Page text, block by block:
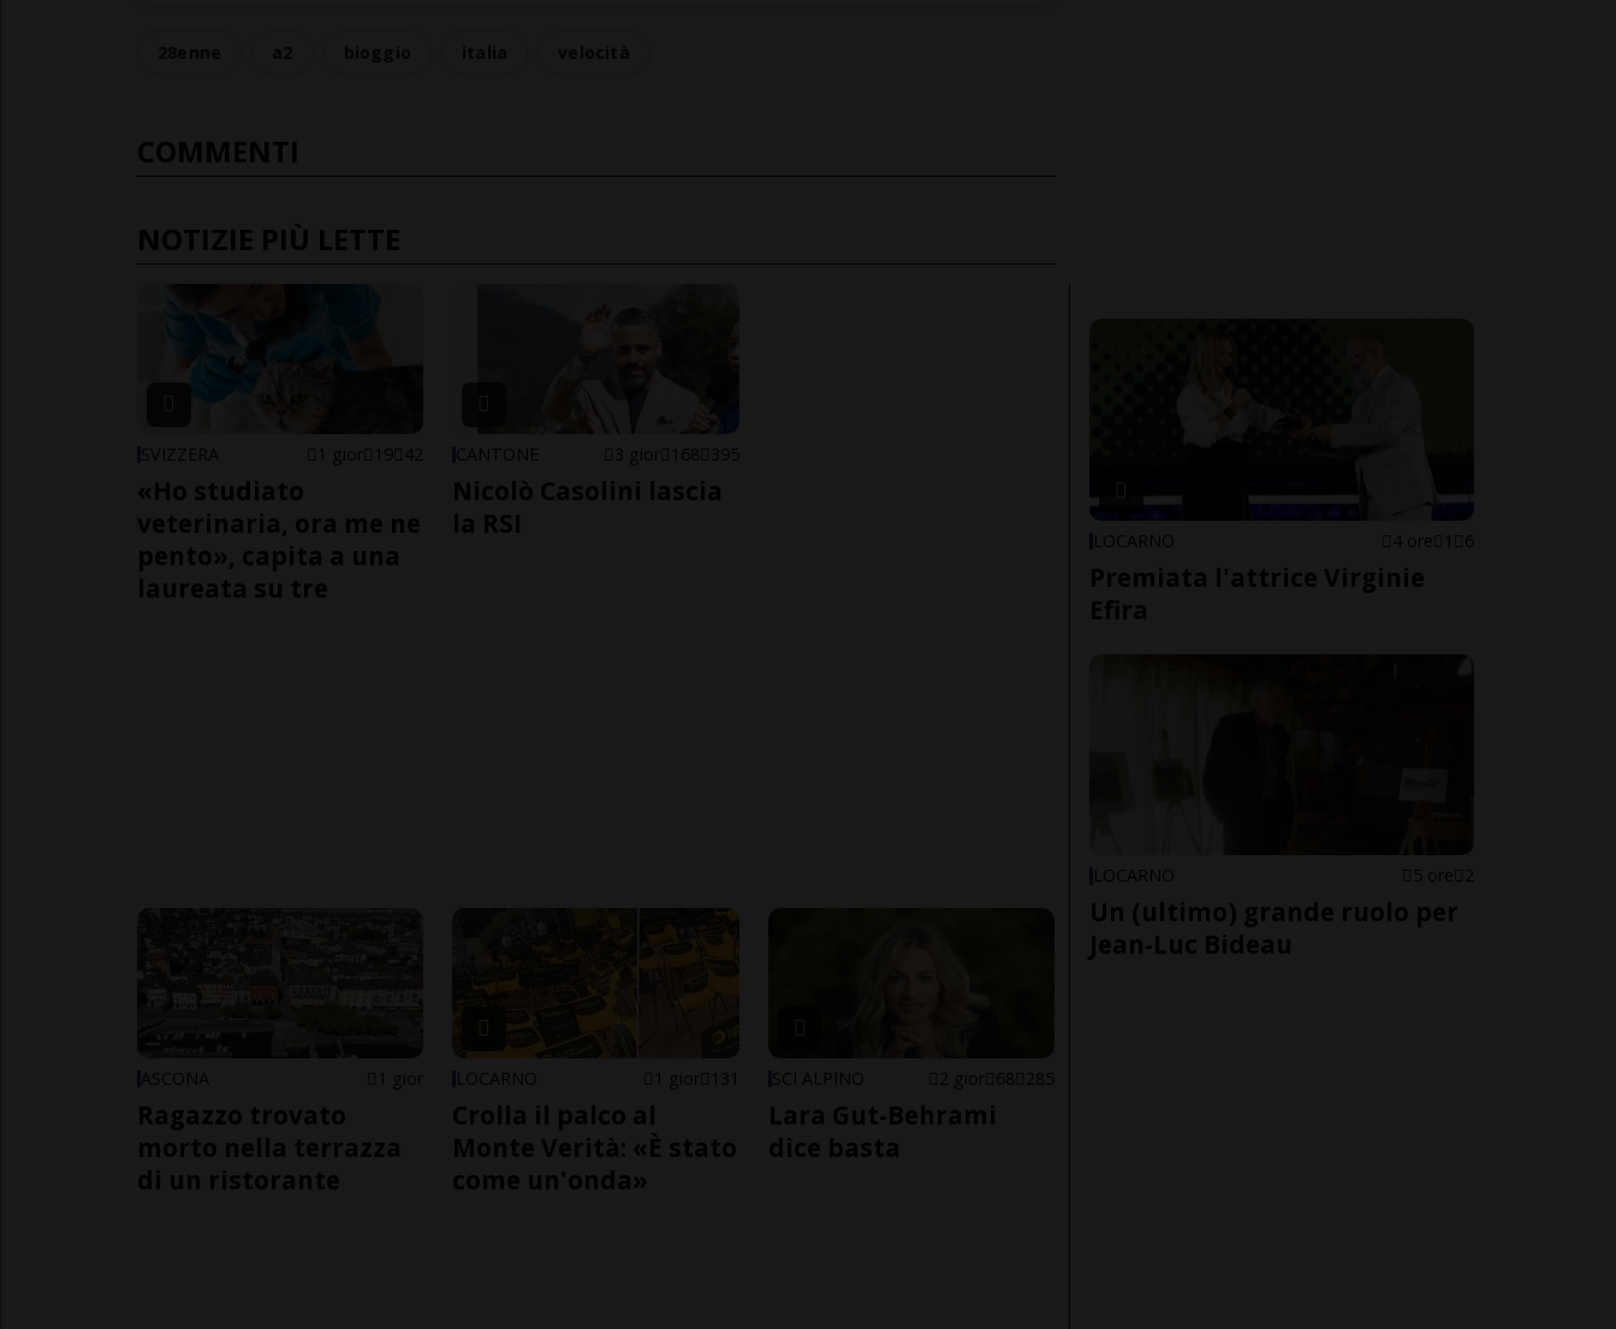
COMMENTI
NOTIZIE PIÙ LETTE
SVIZZERA 1 gior 19 42
«Ho studiato
veterinaria, ora me ne
pento», capita a una
laureata su tre
CANTONE 3 gior 168 395
Nicolò Casolini lascia
la RSI
ASCONA 1 gior
Ragazzo trovato
morto nella terrazza
di un ristorante
LOCARNO 1 gior 131
Crolla il palco al
Monte Verità: «È stato
come un'onda»
SCI ALPINO 2 gior 68 285
Lara Gut-Behrami
dice basta
LOCARNO 4 ore 1 6
Premiata l'attrice Virginie
Efira
LOCARNO 5 ore 2
Un (ultimo) grande ruolo per
Jean-Luc Bideau